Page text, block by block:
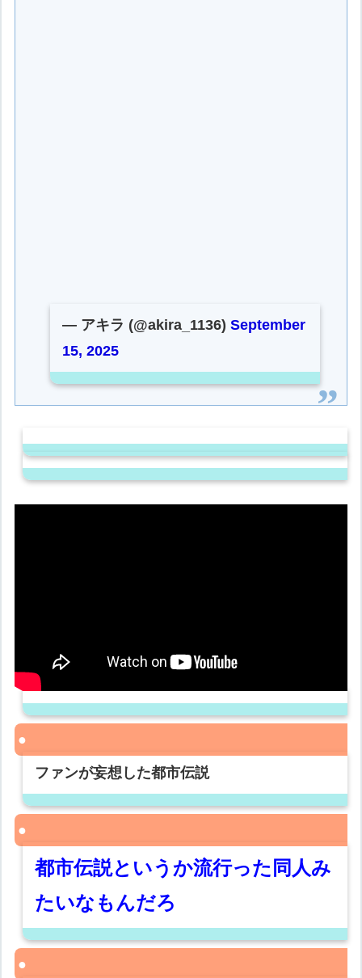
— アキラ (@akira_1136) September
15, 2025
ファンが妄想した都市伝説
都市伝説というか流行った同人み
たいなもんだろ